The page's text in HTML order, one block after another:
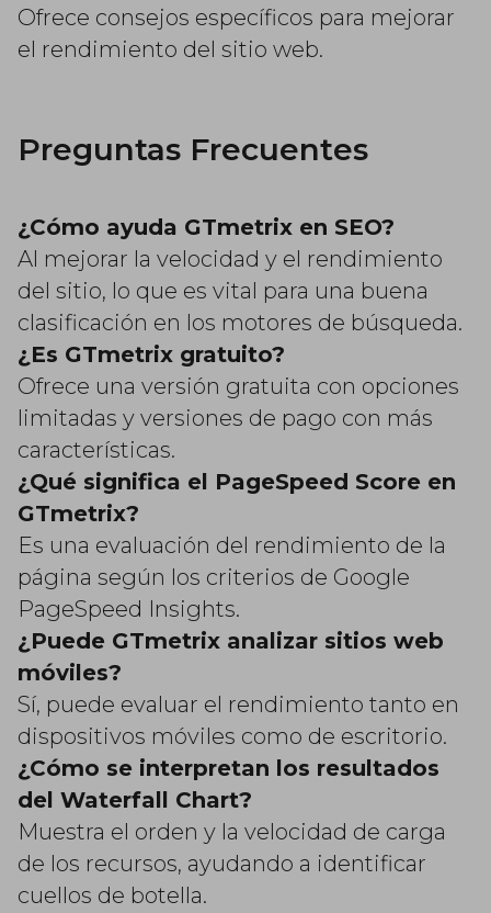
Ofrece consejos específicos para mejorar
el rendimiento del sitio web.
Preguntas Frecuentes
¿Cómo ayuda GTmetrix en SEO?
Al mejorar la velocidad y el rendimiento
del sitio, lo que es vital para una buena
clasificación en los motores de búsqueda.
¿Es GTmetrix gratuito?
Ofrece una versión gratuita con opciones
limitadas y versiones de pago con más
características.
¿Qué significa el PageSpeed Score en
GTmetrix?
Es una evaluación del rendimiento de la
página según los criterios de Google
PageSpeed Insights.
¿Puede GTmetrix analizar sitios web
móviles?
Sí, puede evaluar el rendimiento tanto en
dispositivos móviles como de escritorio.
¿Cómo se interpretan los resultados
del Waterfall Chart?
Muestra el orden y la velocidad de carga
de los recursos, ayudando a identificar
cuellos de botella.